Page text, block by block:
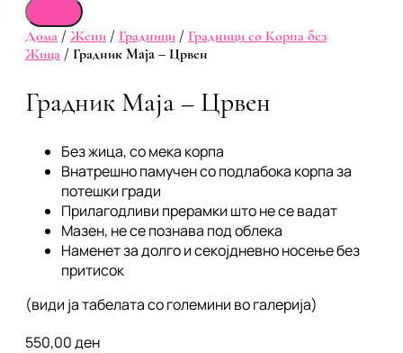
Дома / Жени / Градници / Градници со Корпа без
Жица / Градник Maja – Црвен
Градник Maja – Црвен
Без жица, со мека корпа
Внатрешно памучен со подлабока корпа за
потешки гради
Прилагодливи прерамки што не се вадат
Мазен, не се познава под облека
Наменет за долго и секојдневно носење без
притисок
(види ја табелата со големини во галерија)
550,00ден